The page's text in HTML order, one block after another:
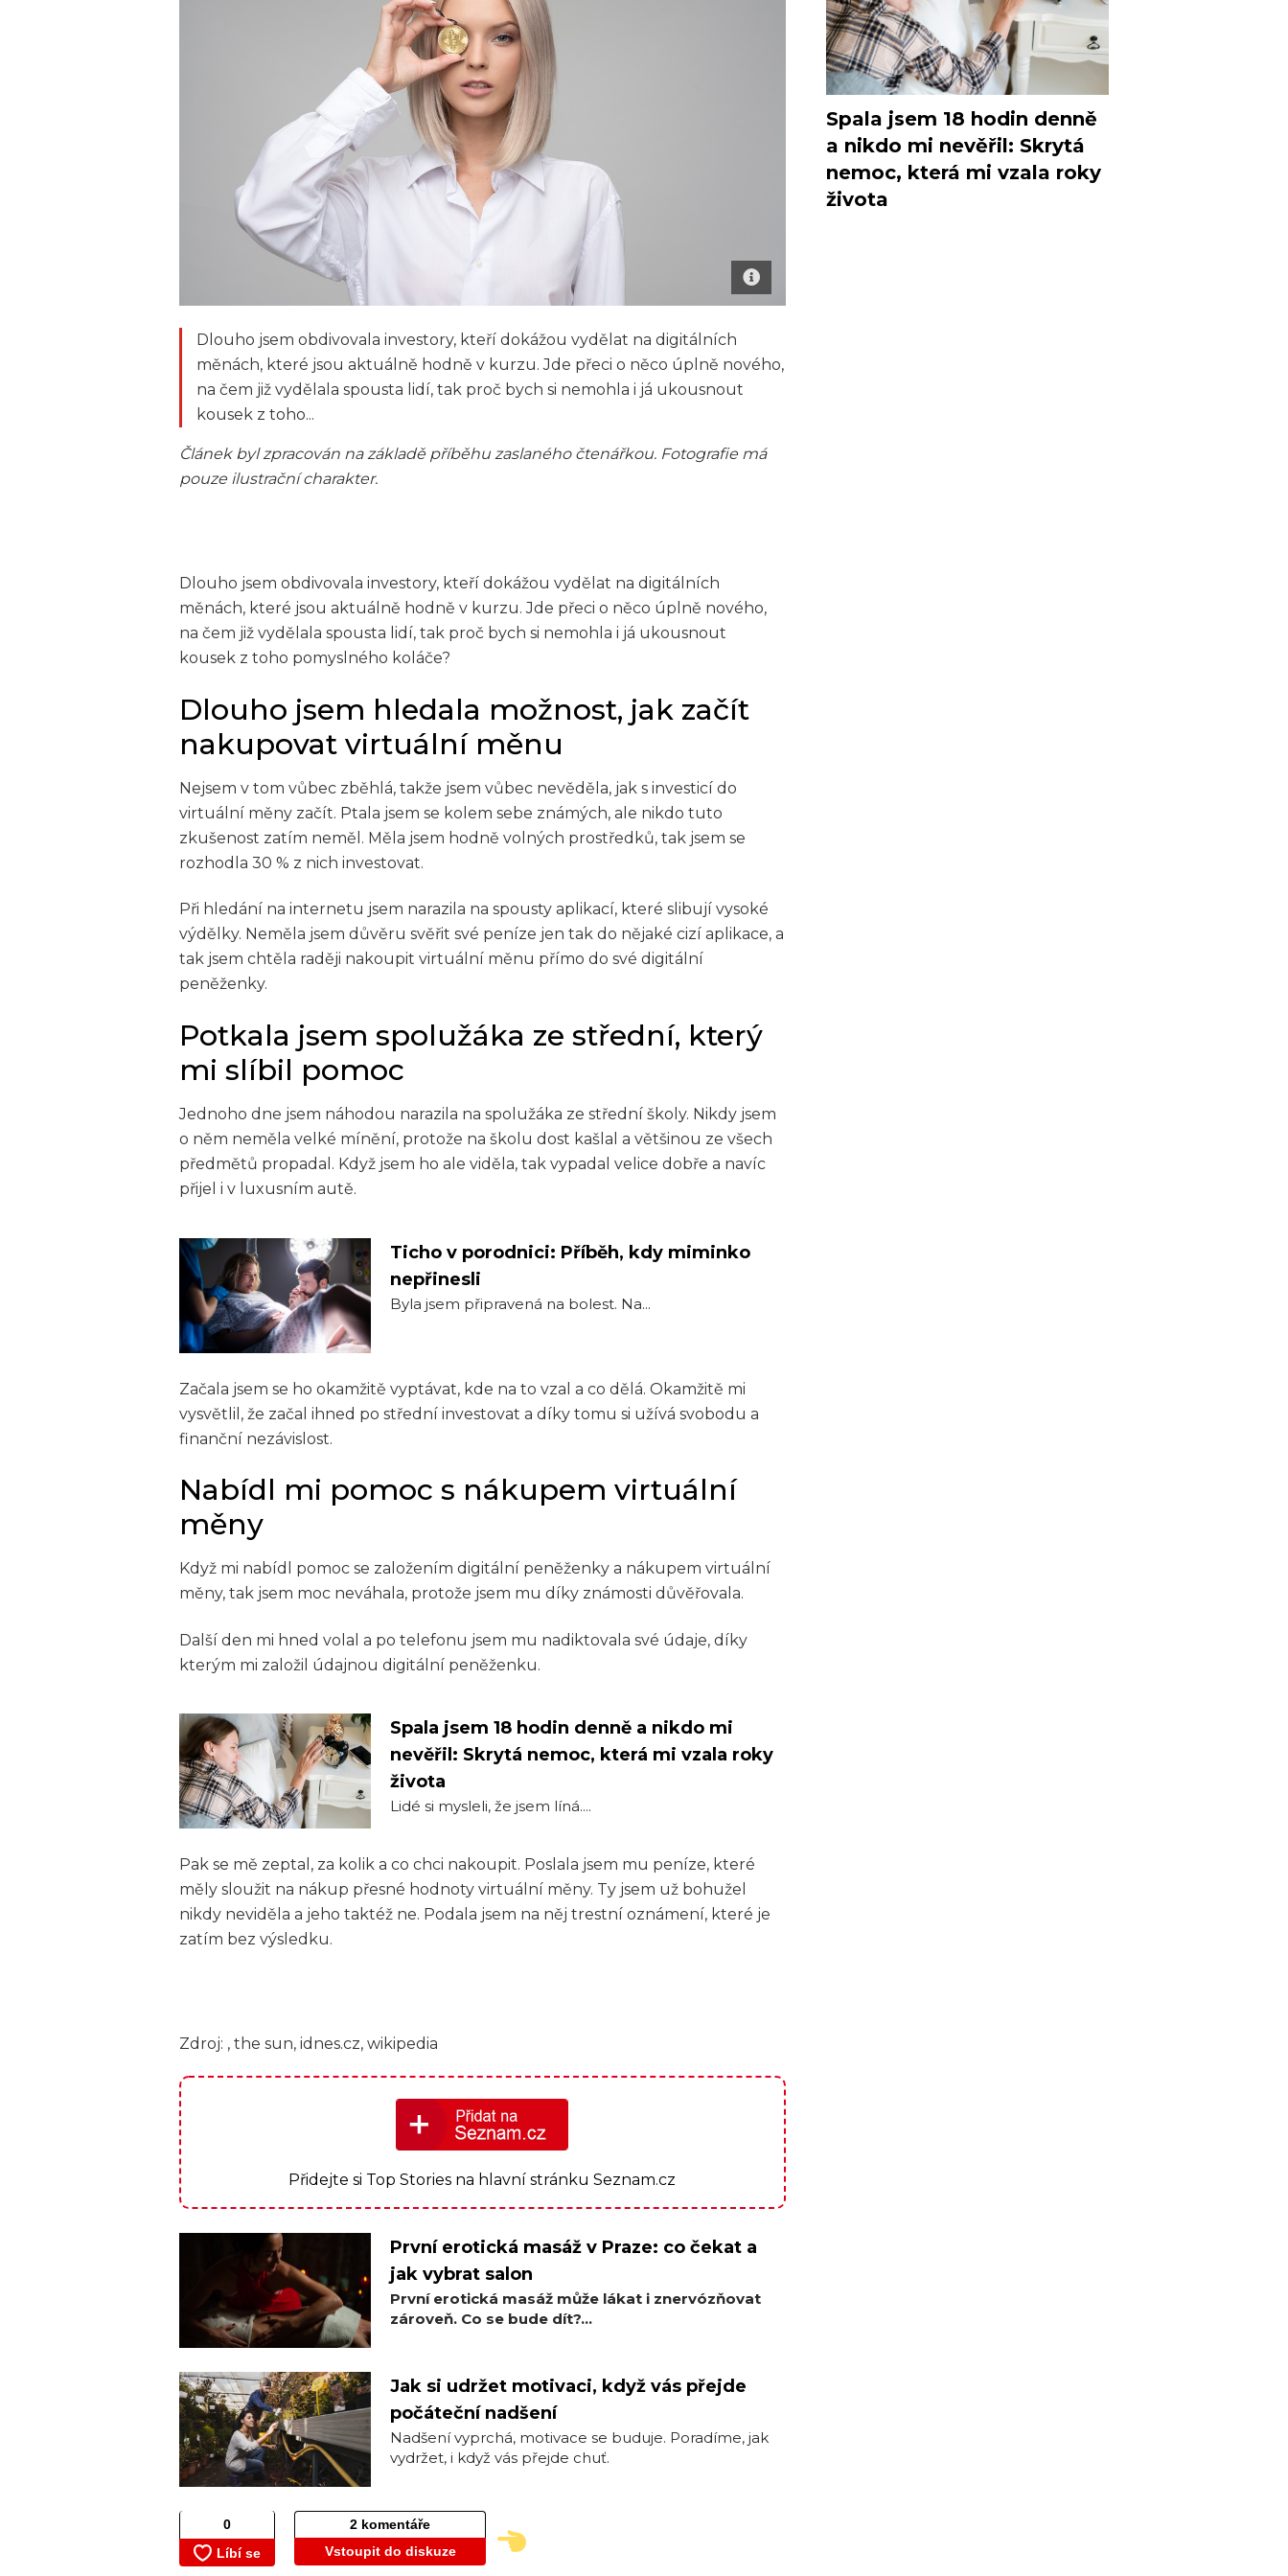
Dlouho jsem obdivovala investory, kteří dokážou vydělat na digitálních
měnách, které jsou aktuálně hodně v kurzu. Jde přeci o něco úplně nového,
na čem již vydělala spousta lidí, tak proč bych si nemohla i já ukousnout
kousek z toho...
Článek byl zpracován na základě příběhu zaslaného čtenářkou. Fotografie má
pouze ilustrační charakter.
Dlouho jsem obdivovala investory, kteří dokážou vydělat na digitálních
měnách, které jsou aktuálně hodně v kurzu. Jde přeci o něco úplně nového,
na čem již vydělala spousta lidí, tak proč bych si nemohla i já ukousnout
kousek z toho pomyslného koláče?
Dlouho jsem hledala možnost, jak začít
nakupovat virtuální měnu
Nejsem v tom vůbec zběhlá, takže jsem vůbec nevěděla, jak s investicí do
virtuální měny začít. Ptala jsem se kolem sebe známých, ale nikdo tuto
zkušenost zatím neměl. Měla jsem hodně volných prostředků, tak jsem se
rozhodla 30 % z nich investovat.
Při hledání na internetu jsem narazila na spousty aplikací, které slibují vysoké
výdělky. Neměla jsem důvěru svěřit své peníze jen tak do nějaké cizí aplikace, a
tak jsem chtěla raději nakoupit virtuální měnu přímo do své digitální
peněženky.
Potkala jsem spolužáka ze střední, který
mi slíbil pomoc
Jednoho dne jsem náhodou narazila na spolužáka ze střední školy. Nikdy jsem
o něm neměla velké mínění, protože na školu dost kašlal a většinou ze všech
předmětů propadal. Když jsem ho ale viděla, tak vypadal velice dobře a navíc
přijel i v luxusním autě.
Ticho v porodnici: Příběh, kdy miminko
nepřinesli
Byla jsem připravená na bolest. Na...
Začala jsem se ho okamžitě vyptávat, kde na to vzal a co dělá. Okamžitě mi
vysvětlil, že začal ihned po střední investovat a díky tomu si užívá svobodu a
finanční nezávislost.
Nabídl mi pomoc s nákupem virtuální
měny
Když mi nabídl pomoc se založením digitální peněženky a nákupem virtuální
měny, tak jsem moc neváhala, protože jsem mu díky známosti důvěřovala.
Další den mi hned volal a po telefonu jsem mu nadiktovala své údaje, díky
kterým mi založil údajnou digitální peněženku.
Spala jsem 18 hodin denně a nikdo mi
nevěřil: Skrytá nemoc, která mi vzala roky
života
Lidé si mysleli, že jsem líná....
Pak se mě zeptal, za kolik a co chci nakoupit. Poslala jsem mu peníze, které
měly sloužit na nákup přesné hodnoty virtuální měny. Ty jsem už bohužel
nikdy neviděla a jeho taktéž ne. Podala jsem na něj trestní oznámení, které je
zatím bez výsledku.
Zdroj: , the sun, idnes.cz, wikipedia
Přidejte si Top Stories na hlavní stránku Seznam.cz
První erotická masáž v Praze: co čekat a
jak vybrat salon
První erotická masáž může lákat i znervózňovat
zároveň. Co se bude dít?...
Jak si udržet motivaci, když vás přejde
počáteční nadšení
Nadšení vyprchá, motivace se buduje. Poradíme, jak
vydržet, i když vás přejde chuť.
2 komentáře
Vstoupit do diskuze
Spala jsem 18 hodin denně
a nikdo mi nevěřil: Skrytá
nemoc, která mi vzala roky
života